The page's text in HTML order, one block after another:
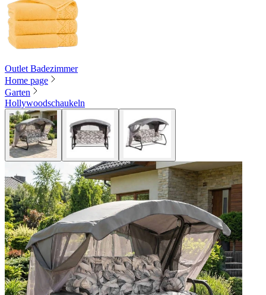
Outlet Badezimmer
Home page
Garten
Hollywoodschaukeln